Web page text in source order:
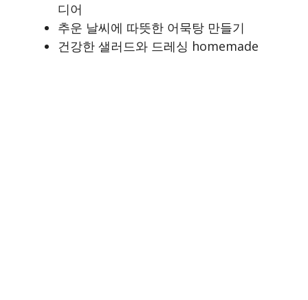
디어
추운 날씨에 따뜻한 어묵탕 만들기
건강한 샐러드와 드레싱 homemade